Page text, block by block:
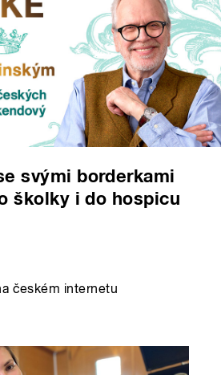
svými borderkami
školky i do hospicu
českém internetu